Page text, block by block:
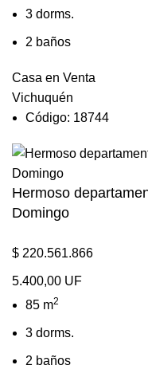
3 dorms.
2 baños
Casa en Venta
Vichuquén
Código: 18744
Hermoso
Domingo
$ 220.561.866
5.400,00 UF
85 m2
3 dorms.
2 baños